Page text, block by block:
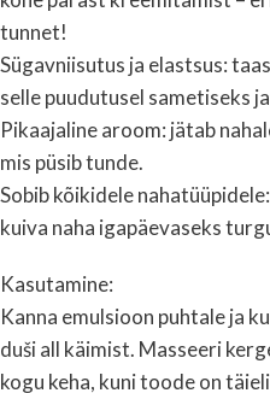
tunnet!
Sügavniisutus ja elastsus:
selle puudutusel sametiseks
Pikaajaline aroom: jätab
mis püsib tunde.
Sobib kõikidele
kuiva naha igapäevaseks
Kasutamine:
Kanna emulsioon puhtale ja
duši all käimist. Masseeri
kogu keha, kuni toode on